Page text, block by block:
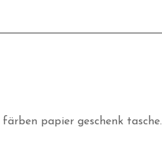
papier geschenk tasche.